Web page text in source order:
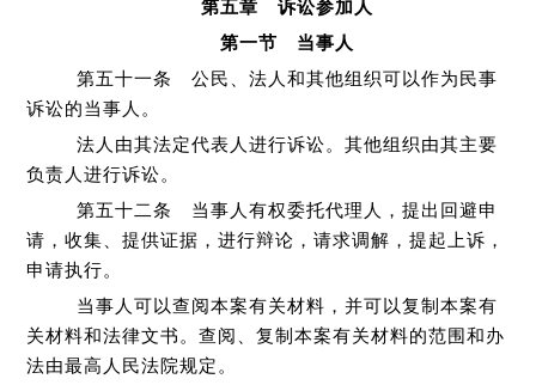
第五章 诉讼参加人
第一节 当事人
第五十一条 公民、法人和其他组织可以作为民事
诉讼的当事人。
法人由其法定代表人进行诉讼。其他组织由其主要
负责人进行诉讼。
第五十二条 当事人有权委托代理人，提出回避申
请，收集、提供证据，进行辩论，请求调解，提起上诉，
申请执行。
当事人可以查阅本案有关材料，并可以复制本案有
关材料和法律文书。查阅、复制本案有关材料的范围和办
法由最高人民法院规定。